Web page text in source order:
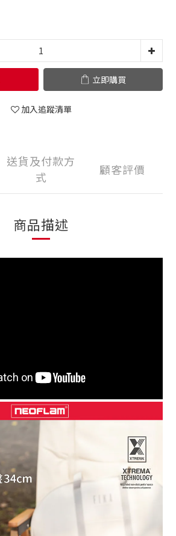
立即購買
加入追蹤清單
送貨及付款方
式
顧客評價
商品描述